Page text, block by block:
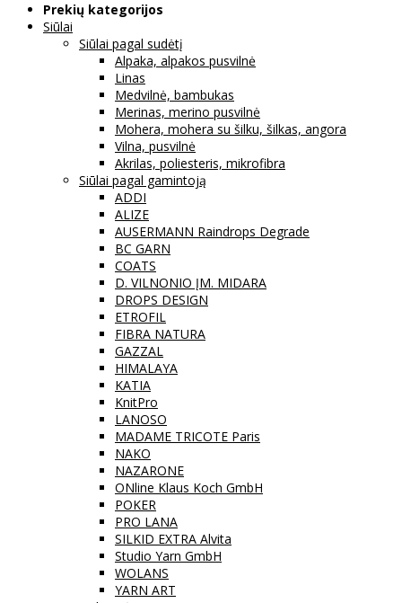
Prekių kategorijos
Siūlai
Siūlai pagal sudėtį
Alpaka, alpakos pusvilnė
Linas
Medvilnė, bambukas
Merinas, merino pusvilnė
Mohera, mohera su šilku, šilkas, angora
Vilna, pusvilnė
Akrilas, poliesteris, mikrofibra
Siūlai pagal gamintoją
ADDI
ALIZE
AUSERMANN Raindrops Degrade
BC GARN
COATS
D. VILNONIO ĮM. MIDARA
DROPS DESIGN
ETROFIL
FIBRA NATURA
GAZZAL
HIMALAYA
KATIA
KnitPro
LANOSO
MADAME TRICOTE Paris
NAKO
NAZARONE
ONline Klaus Koch GmbH
POKER
PRO LANA
SILKID EXTRA Alvita
Studio Yarn GmbH
WOLANS
YARN ART